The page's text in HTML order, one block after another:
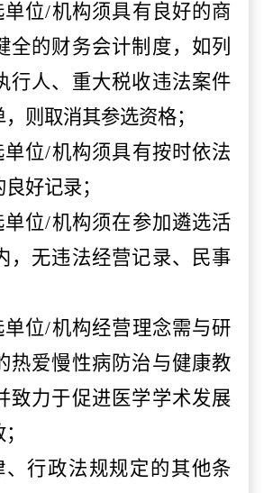
单位/机构须具有良好的商
全的财务会计制度，如列
行人、重大税收违法案件
则取消其参选资格；
单位/机构须具有按时依法
好记录；
单位/机构须在参加遴选活
，无违法经营记录、民事
单位/机构经营理念需与研
热爱慢性病防治与健康教
致力于促进医学学术发展
、行政法规规定的其他条